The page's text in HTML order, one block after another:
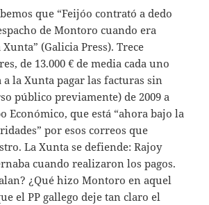
que “Feijóo contrató a dedo
de Montoro cuando era
(Galicia Press). Trece
de 13.000 € de media cada uno
la Xunta pagar las facturas sin
público previamente) de 2009 a
Económico, que está “ahora bajo la
por esos correos que
La Xunta se defiende: Rajoy
cuando realizaron los pagos.
¿Qué hizo Montoro en aquel
el PP gallego deje tan claro el